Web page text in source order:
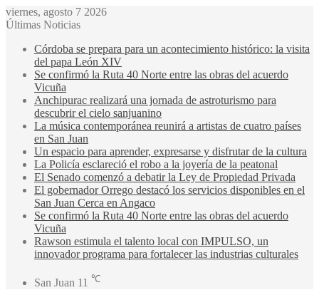
viernes, agosto 7 2026
Últimas Noticias
Córdoba se prepara para un acontecimiento histórico: la visita
del papa León XIV
Se confirmó la Ruta 40 Norte entre las obras del acuerdo
Vicuña
Anchipurac realizará una jornada de astroturismo para
descubrir el cielo sanjuanino
La música contemporánea reunirá a artistas de cuatro países
en San Juan
Un espacio para aprender, expresarse y disfrutar de la cultura
La Policía esclareció el robo a la joyería de la peatonal
El Senado comenzó a debatir la Ley de Propiedad Privada
El gobernador Orrego destacó los servicios disponibles en el
San Juan Cerca en Angaco
Se confirmó la Ruta 40 Norte entre las obras del acuerdo
Vicuña
Rawson estimula el talento local con IMPULSO, un
innovador programa para fortalecer las industrias culturales
San Juan 11 ℃